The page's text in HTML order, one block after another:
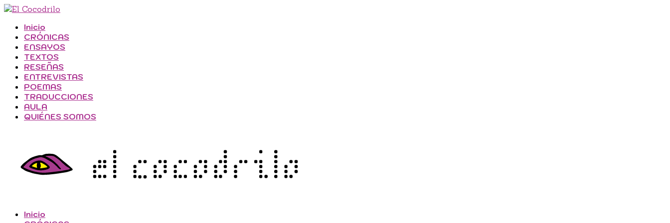
Inicio
CRÓNICAS
ENSAYOS
TEXTOS
RESEÑAS
ENTREVISTAS
POEMAS
TRADUCCIONES
AULA
QUIÉNES SOMOS
Inicio